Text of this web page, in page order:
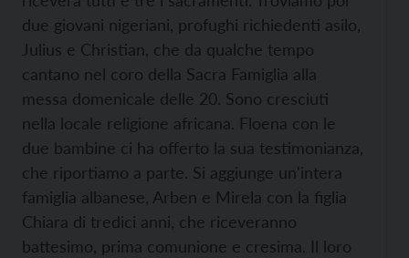
due giovani nigeriani, profughi richiedenti asilo,
Julius e Christian, che da qualche tempo
cantano nel coro della Sacra Famiglia alla
messa domenicale delle 20. Sono cresciuti
nella locale religione africana. Floena con le
due bambine ci ha offerto la sua testimonianza,
che riportiamo a parte. Si aggiunge un'intera
famiglia albanese, Arben e Mirela con la figlia
Chiara di tredici anni, che riceveranno
battesimo, prima comunione e cresima. Il loro